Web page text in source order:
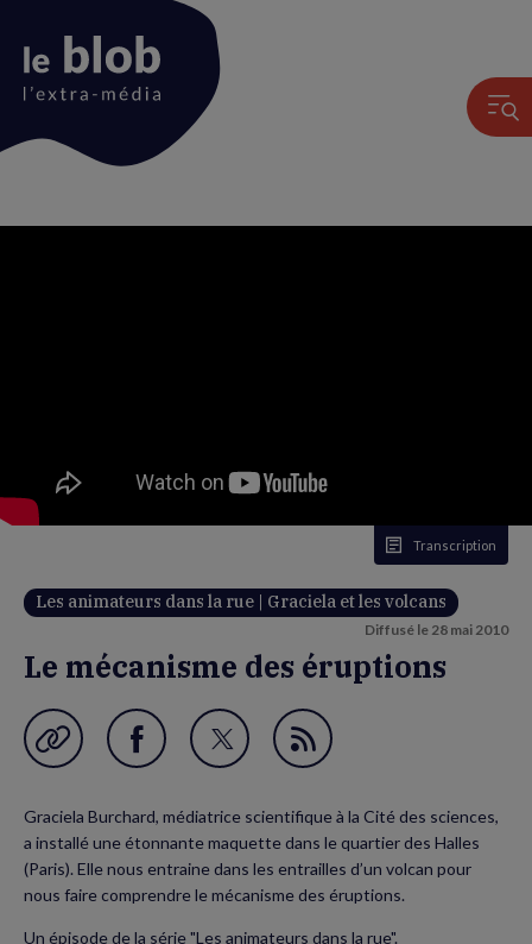
Transcription
Les animateurs dans la rue | Graciela et les volcans
Diffusé le 28 mai 2010
Le mécanisme des éruptions
Garder en favori
Partager
Facebook
(nouvelle
fenêtre)
Partager
Twitter
(nouvelle
fenêtre)
Flux
Graciela Burchard, médiatrice scientifique à la Cité des sciences,
a installé une étonnante maquette dans le quartier des Halles
(Paris). Elle nous entraine dans les entrailles d’un volcan pour
nous faire comprendre le mécanisme des éruptions.
Un épisode de la série "Les animateurs dans la rue".